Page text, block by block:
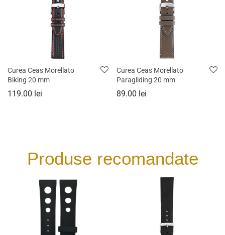
Curea Ceas Morellato
Biking 20 mm
119.00 lei
Curea Ceas Morellato
Paragliding 20 mm
89.00 lei
Produse recomandate